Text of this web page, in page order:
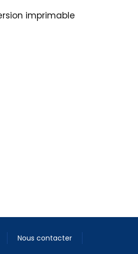
imprimable
Nous contacter